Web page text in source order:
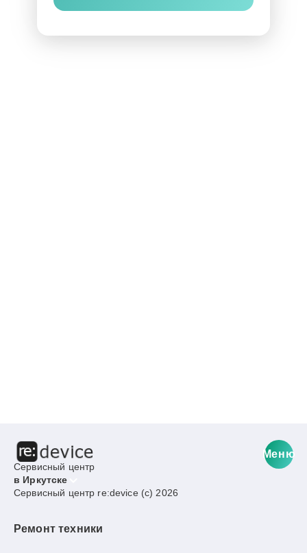
Сервисный центр
в Иркутске
Меню
Сервисный центр re:device (c) 2026
Ремонт техники